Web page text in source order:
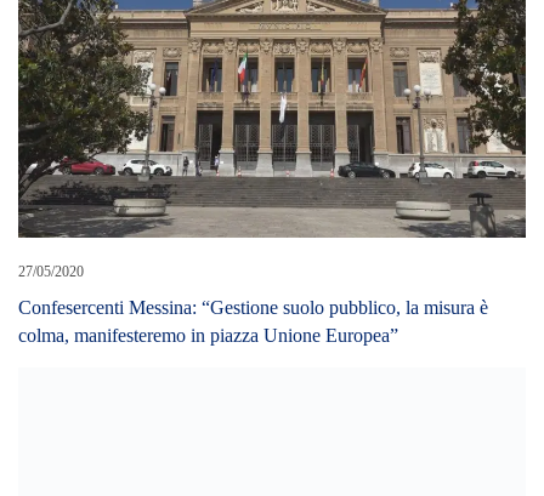
27/05/2020
Confesercenti Messina: “Gestione suolo pubblico, la misura è
colma, manifesteremo in piazza Unione Europea”